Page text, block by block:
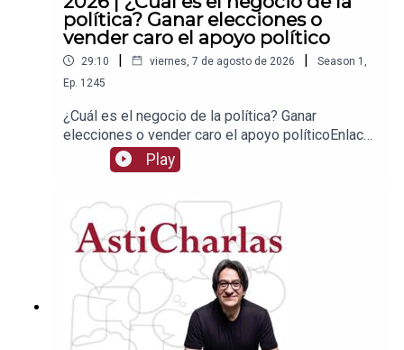
política? Ganar elecciones o
vender caro el apoyo político
29:10 | viernes, 7 de agosto de 2026 | Season 1
Ep. 1245
¿Cuál es el negocio de la política? Ganar
elecciones o vender caro el apoyo políticoEnlace
para apoyar vía
Patreon:https://www.patreon.com/julioastilleroEnl
PayPal:https://www.paypal.me/julioastilleroCuent
a para hacer transferencias a cuenta BBVA a
nombre de Julio Hernández López:
1539408017CLABE: 012 320 01539408017
2Tienda:https://julioastillerotienda.com/
Play